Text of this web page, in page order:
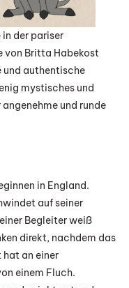
der pariser
von Britta Habekost
und authentische
mystisches und
und runde
in England.
auf seiner
Begleiter weiß
direkt, nachdem das
an einer
einem Fluch.